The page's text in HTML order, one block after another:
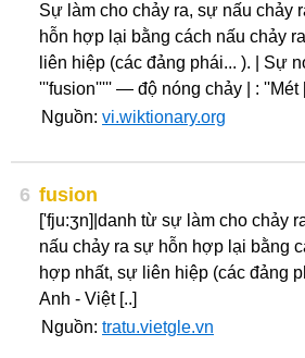
Sự làm cho chảy ra, sự nấu chảy
hỗn hợp lại bằng cách nấu chảy
liên hiệp (các đảng phái... ). | Sự
'''fusion''''' — độ nóng chảy | : ''Mét
Nguồn: vi.wiktionary.org
6 fusion
['fju:ʒn]|danh từ sự làm cho chảy
nấu chảy ra sự hỗn hợp lại bằng
hợp nhất, sự liên hiệp (các đảng
Anh - Việt [..]
Nguồn: tratu.vietgle.vn